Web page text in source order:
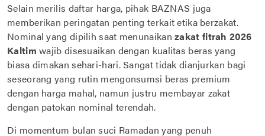
Selain merilis daftar harga, pihak BAZNAS juga
memberikan peringatan penting terkait etika berzakat.
Nominal yang dipilih saat menunaikanzakat fitrah 2026
Kaltim wajib disesuaikan dengan kualitas beras yang
biasa dimakan sehari-hari. Sangat tidak dianjurkan bagi
seseorang yang rutin mengonsumsi beras premium
dengan harga mahal, namun justru membayar zakat
dengan patokan nominal terendah.
Di momentum bulan suci Ramadan yang penuh